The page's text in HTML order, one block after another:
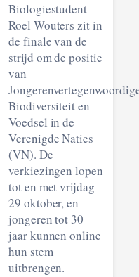
Biologiestudent
Roel Wouters zit in
de finale van de
strijd om de positie
van
Biodiversiteit en
Voedsel in de
Verenigde Naties
(VN). De
verkiezingen lopen
tot en met vrijdag
29 oktober, en
jongeren tot 30
jaar kunnen online
hun stem
uitbrengen.